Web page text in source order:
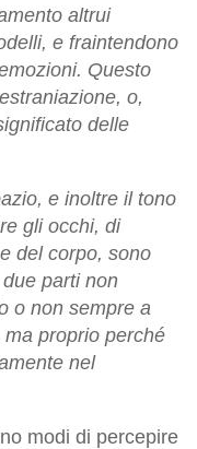
altrui
e fraintendono
Questo
o,
delle
e inoltre il tono
gli occhi, di
del corpo, sono
parti non
o non sempre a
proprio perché
nel
modi di percepire